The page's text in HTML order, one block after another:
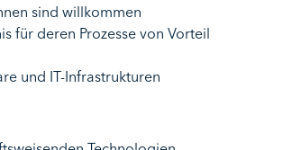
sind willkommen
für deren Prozesse von Vorteil
und IT-Infrastrukturen